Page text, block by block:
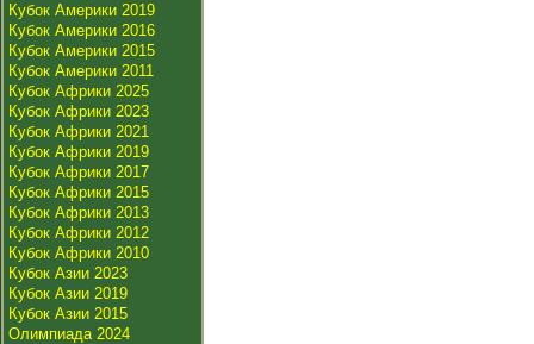
Кубок Америки 2019
Кубок Америки 2016
Кубок Америки 2015
Кубок Америки 2011
Кубок Африки 2025
Кубок Африки 2023
Кубок Африки 2021
Кубок Африки 2019
Кубок Африки 2017
Кубок Африки 2015
Кубок Африки 2013
Кубок Африки 2012
Кубок Африки 2010
Кубок Азии 2023
Кубок Азии 2019
Кубок Азии 2015
Олимпиада 2024